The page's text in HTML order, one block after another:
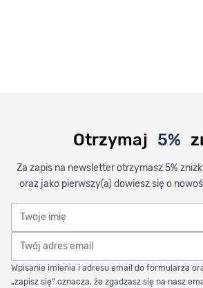
Otrzymaj 5%
Za zapis na newsletter otrzymasz 5%
oraz jako pierwszy(a) dowiesz się o
Twoje imię
Twój adres email
Wpisanie imienia i adresu email do formularza
„zapisz się” oznacza, że zgadzasz się na nasz